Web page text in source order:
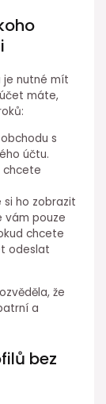
je nutné mít
máte,
s
účtu.
chcete
si ho zobrazit
vám pouze
chcete
odeslat
že
a
bez